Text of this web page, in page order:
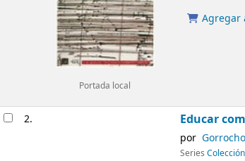
Portada local
Agregar
2. Educar
por
Series